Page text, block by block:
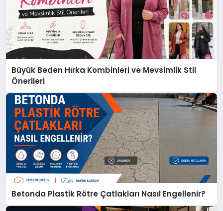
Büyük Beden Hırka Kombinleri ve Mevsimlik Stil
Önerileri
Betonda Plastik Rötre Çatlakları Nasıl Engellenir?